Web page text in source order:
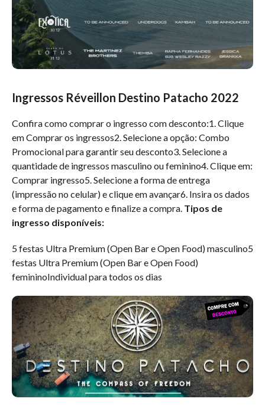
Ingressos Réveillon Destino Patacho 2022
Confira como comprar o ingresso com desconto:1. Clique
em Comprar os ingressos2. Selecione a opção: Combo
Promocional para garantir seu desconto3. Selecione a
quantidade de ingressos masculino ou feminino4. Clique em:
Comprar ingresso5. Selecione a forma de entrega
(impressão no celular) e clique em avançar6. Insira os dados
e forma de pagamento e finalize a compra. Tipos de
ingresso disponíveis:
5 festas Ultra Premium (Open Bar e Open Food) masculino5
festas Ultra Premium (Open Bar e Open Food)
femininoIndividual para todos os dias